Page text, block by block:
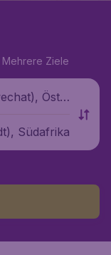
Mehrere Ziele
Öste
Südafrika